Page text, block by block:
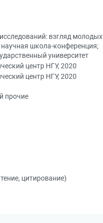
взгляд молодых
школа-конференция;
университет
центр НГУ, 2020
центр НГУ, 2020
прочие
цитирование)